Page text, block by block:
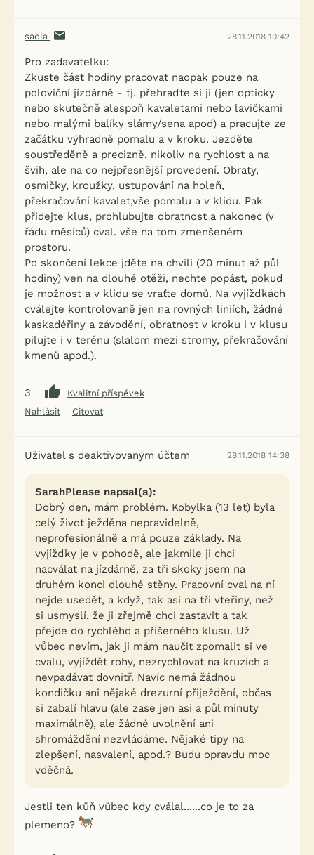
saola 28.11.2018 10:42
Pro zadavatelku:
Zkuste část hodiny pracovat naopak pouze na
poloviční jízdárně - tj. přehraďte si ji (jen opticky
nebo skutečně alespoň kavaletami nebo lavičkami
nebo malými balíky slámy/sena apod) a pracujte ze
začátku výhradně pomalu a v kroku. Jezděte
soustředěně a precizně, nikoliv na rychlost a na
švih, ale na co nejpřesnější provedení. Obraty,
osmičky, kroužky, ustupování na holeň,
překračování kavalet,vše pomalu a v klidu. Pak
přidejte klus, prohlubujte obratnost a nakonec (v
řádu měsíců) cval. vše na tom zmenšeném
prostoru.
Po skončení lekce jděte na chvíli (20 minut až půl
hodiny) ven na dlouhé otěži, nechte popást, pokud
je možnost a v klidu se vraťte domů. Na vyjížďkách
cválejte kontrolovaně jen na rovných liniích, žádné
kaskadéřiny a závodění, obratnost v kroku i v klusu
pilujte i v terénu (slalom mezi stromy, překračování
kmenů apod.).
3
Kvalitní příspěvek
Nahlásit
Citovat
Uživatel s deaktivovaným účtem 28.11.2018 14:38
SarahPlease napsal(a):
Dobrý den, mám problém. Kobylka (13 let) byla
celý život ježděna nepravidelně,
neprofesionálně a má pouze základy. Na
vyjížďky je v pohodě, ale jakmile ji chci
nacválat na jízdárně, za tři skoky jsem na
druhém konci dlouhé stěny. Pracovní cval na ní
nejde usedět, a když, tak asi na tři vteřiny, než
si usmyslí, že ji zřejmě chci zastavit a tak
přejde do rychlého a příšerného klusu. Už
vůbec nevím, jak ji mám naučit zpomalit si ve
cvalu, vyjíždět rohy, nezrychlovat na kruzích a
nevpadávat dovnitř. Navíc nemá žádnou
kondičku ani nějaké drezurní přiježdění, občas
si zabalí hlavu (ale zase jen asi a půl minuty
maximálně), ale žádné uvolnění ani
shromáždění nezvládáme. Nějaké tipy na
zlepšení, nasvalení, apod.? Budu opravdu moc
vděčná.
Jestli ten kůň vůbec kdy cválal......co je to za
plemeno?